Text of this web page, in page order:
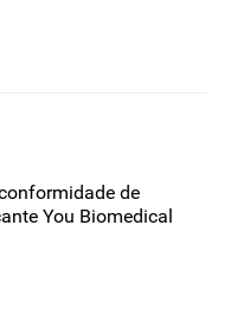
de
You Biomedical